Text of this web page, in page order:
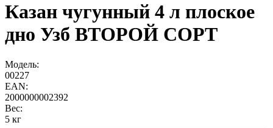
Казан чугунный 4 л плоское
дно Узб ВТОРОЙ СОРТ
Модель:
00227
EAN:
2000000002392
Вес:
5 кг